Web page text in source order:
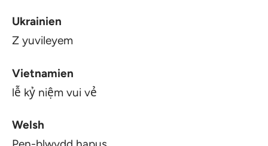
Ukrainien
Z yuvileyem
Vietnamien
lễ kỷ niệm vui vẻ
Welsh